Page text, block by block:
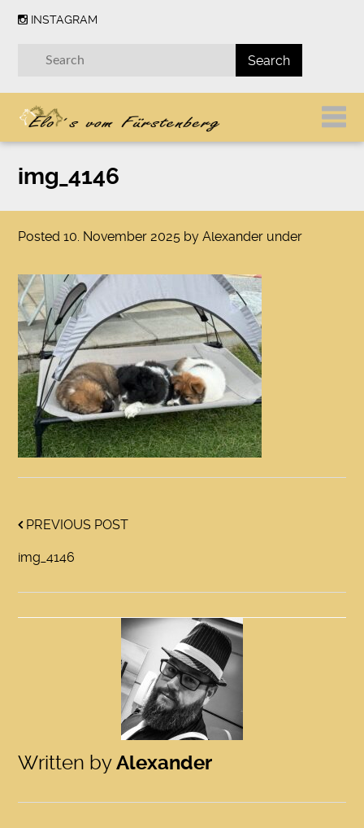
INSTAGRAM
img_4146
Posted10. November 2025 byAlexander under
PREVIOUS POST
img_4146
Written byAlexander